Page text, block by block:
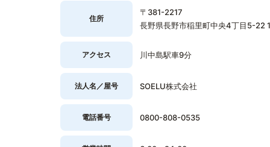
住所
〒381-2217
長野県長野市稲里町中央4丁目5-22
アクセス 川中島駅車9分
法人名／屋号 SOELU株式会社
電話番号 0800-808-0535